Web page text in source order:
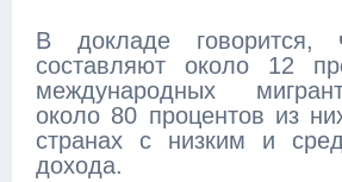
В докладе говорится,
составляют около 12
международных
около 80 процентов из
странах с низким и
дохода.